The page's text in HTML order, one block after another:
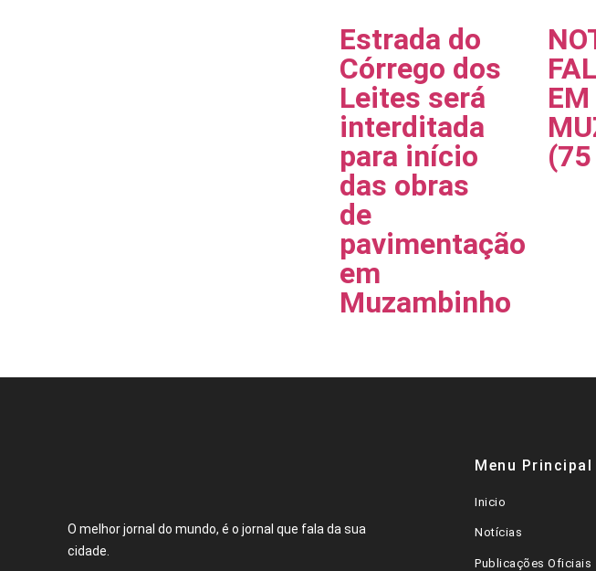
Estrada do
Córrego dos
Leites será
interditada
para início
das obras
de
pavimentação
em
Muzambinho
EM
O melhor jornal do mundo, é o jornal que fala da sua
cidade.
Menu Principal
Inicio
Notícias
Publicações Oficiais